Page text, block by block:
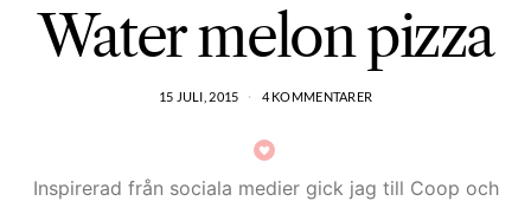
Water melon pizza
15 JULI, 2015 4 KOMMENTARER
Inspirerad från sociala medier gick jag till Coop och